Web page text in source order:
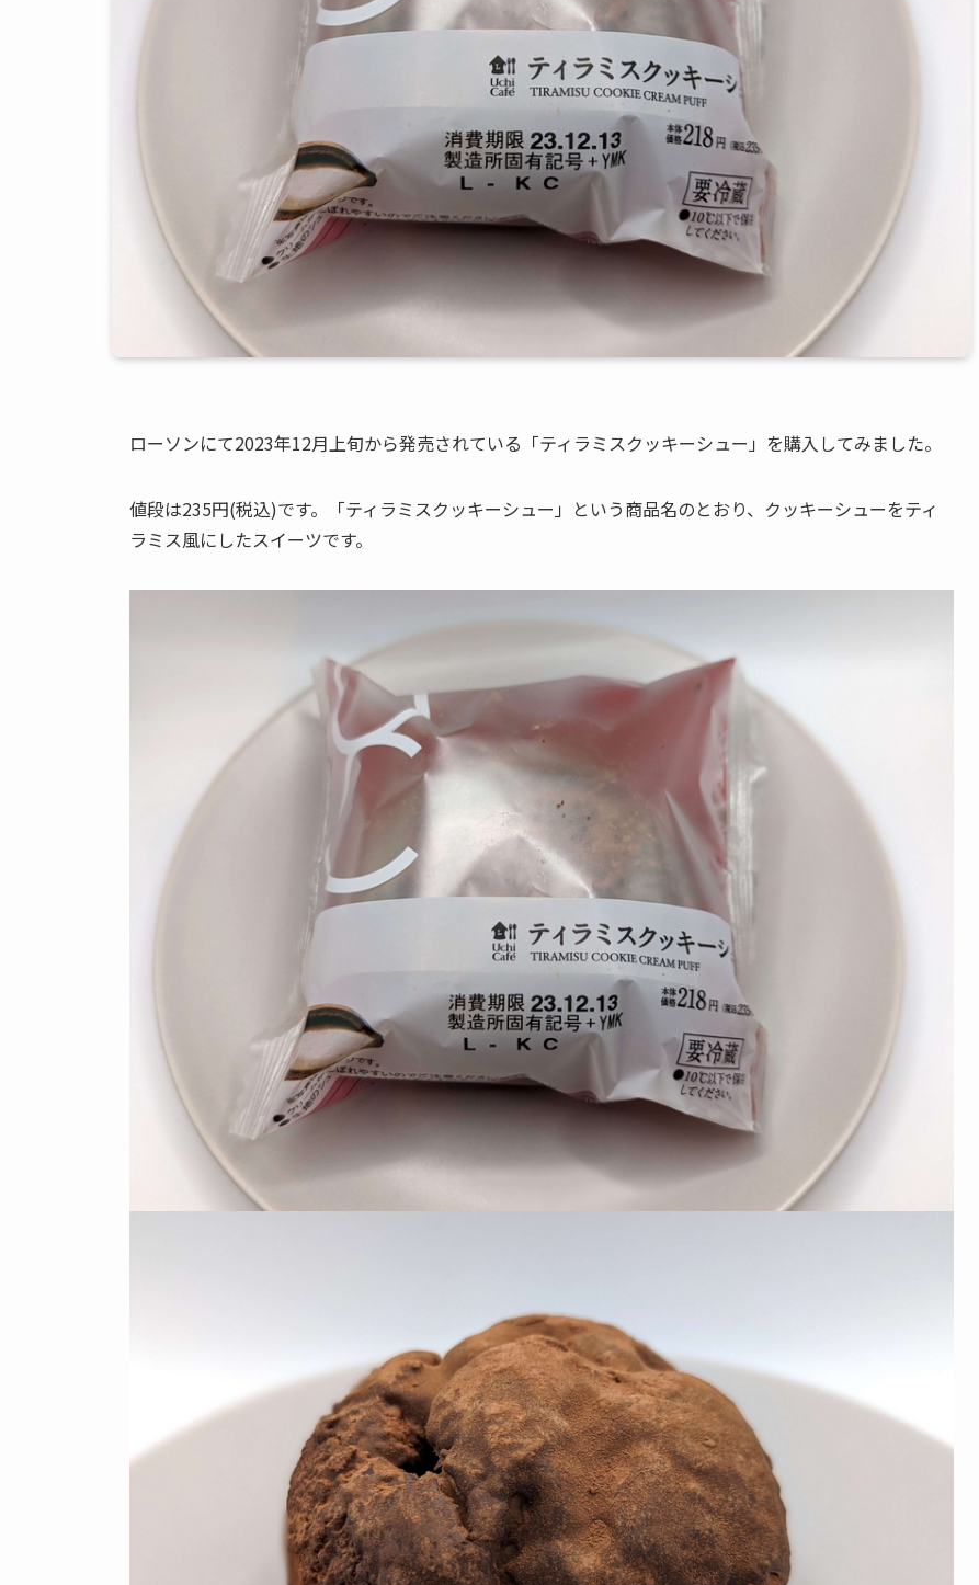
ローソンにて2023年12月上旬から発売されている「ティラミスクッキーシュー」を購入してみました。
値段は235円(税込)です。「ティラミスクッキーシュー」という商品名のとおり、クッキーシューをティ
ラミス風にしたスイーツです。